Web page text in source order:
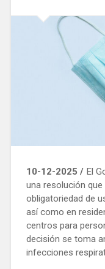
2023»
10-12-2025 /El
una resolución
obligatoriedad de
así como en
centros para
decisión se toma
infecciones